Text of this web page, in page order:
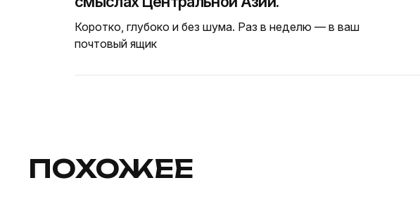
Коротко, глубоко и без шума. Раз в неделю — в ваш
почтовый ящик
ПОХОЖЕЕ